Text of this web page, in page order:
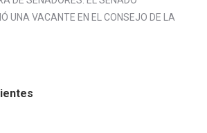
UNA VACANTE EN EL CONSEJO DE LA